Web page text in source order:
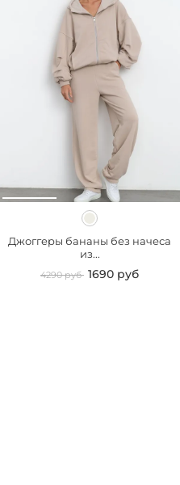
Джоггеры бананы без начеса
из...
4290 руб 1690 руб